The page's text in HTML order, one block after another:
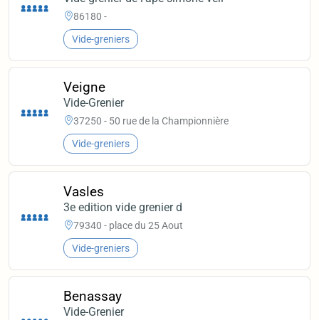
86180 -
Vide-greniers
Veigne
Vide-Grenier
37250 - 50 rue de la Championnière
Vide-greniers
Vasles
3e edition vide grenier d
79340 - place du 25 Aout
Vide-greniers
Benassay
Vide-Grenier